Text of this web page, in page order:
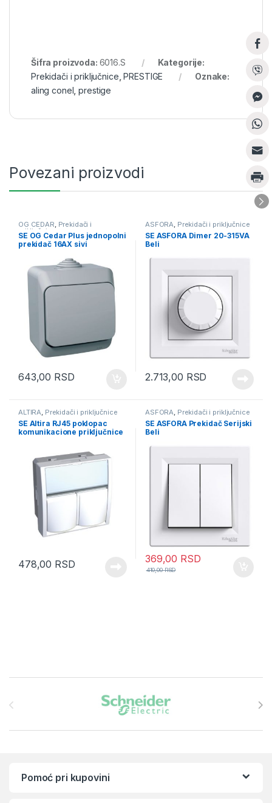
Šifra proizvoda: 6016.S
Kategorije:
Prekidači i priključnice,PRESTIGE
Oznake:
aling conel,prestige
Povezani proizvodi
OG CEDAR, Prekidači i
priključnice
SE OG Cedar Plus jednopolni
prekidač 16AX sivi
643,00 RSD
ASFORA, Prekidači i priključnice
SE ASFORA Dimer 20-315VA
Beli
2.713,00 RSD
ALTIRA, Prekidači i priključnice
SE Altira RJ45 poklopac
komunikacione priključnice
478,00 RSD
ASFORA, Prekidači i priključnice
SE ASFORA Prekidač Serijski
Beli
369,00 RSD
410,00RSD
Pomoć pri kupovini